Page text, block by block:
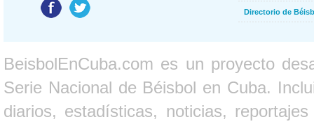
Directorio de
BeisbolEnCuba.com es un proyecto
Serie Nacional de Béisbol en Cuba.
diarios, estadísticas, noticias,